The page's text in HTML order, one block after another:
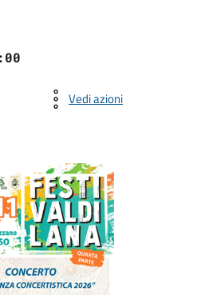
Vedi azioni